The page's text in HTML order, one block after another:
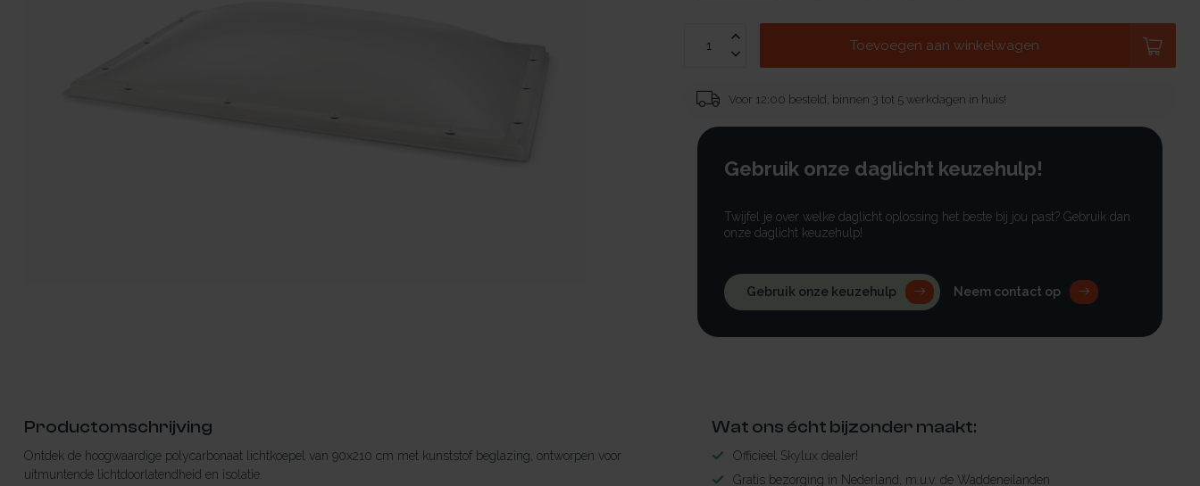
Toevoegen aan winkelwagen
Voor 12:00 besteld, binnen 3 tot 5 werkdagen in huis!
Gebruik onze daglicht keuzehulp!
Twijfel je over welke daglicht oplossing het beste bij jou past? Gebruik dan
onze daglicht keuzehulp!
Gebruik onze keuzehulp Neem contact op
Productomschrijving
Ontdek de hoogwaardige polycarbonaat lichtkoepel van 90x210 cm met kunststof beglazing, ontworpen voor
uitmuntende lichtdoorlatendheid en isolatie.
Wat ons écht bijzonder maakt:
Officieel Skylux dealer!
Gratis bezorging in Nederland, m.u.v. de Waddeneilanden